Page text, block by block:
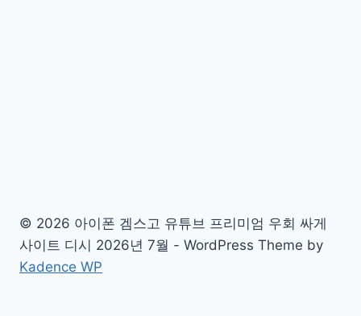
© 2026 아이폰 겜스고 유튜브 프리미엄 우회 싸게
사이트 디시 2026년 7월 - WordPress Theme by
Kadence WP